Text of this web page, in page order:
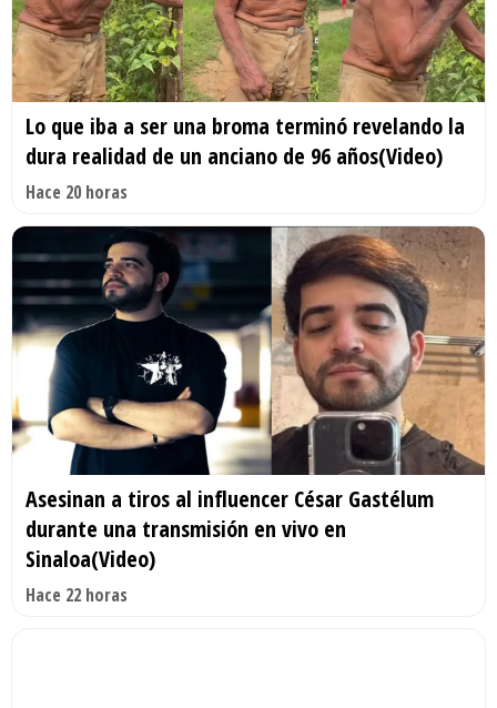
Lo que iba a ser una broma terminó revelando la
dura realidad de un anciano de 96 años(Video)
Hace 20 horas
Asesinan a tiros al influencer César Gastélum
durante una transmisión en vivo en
Sinaloa(Video)
Hace 22 horas